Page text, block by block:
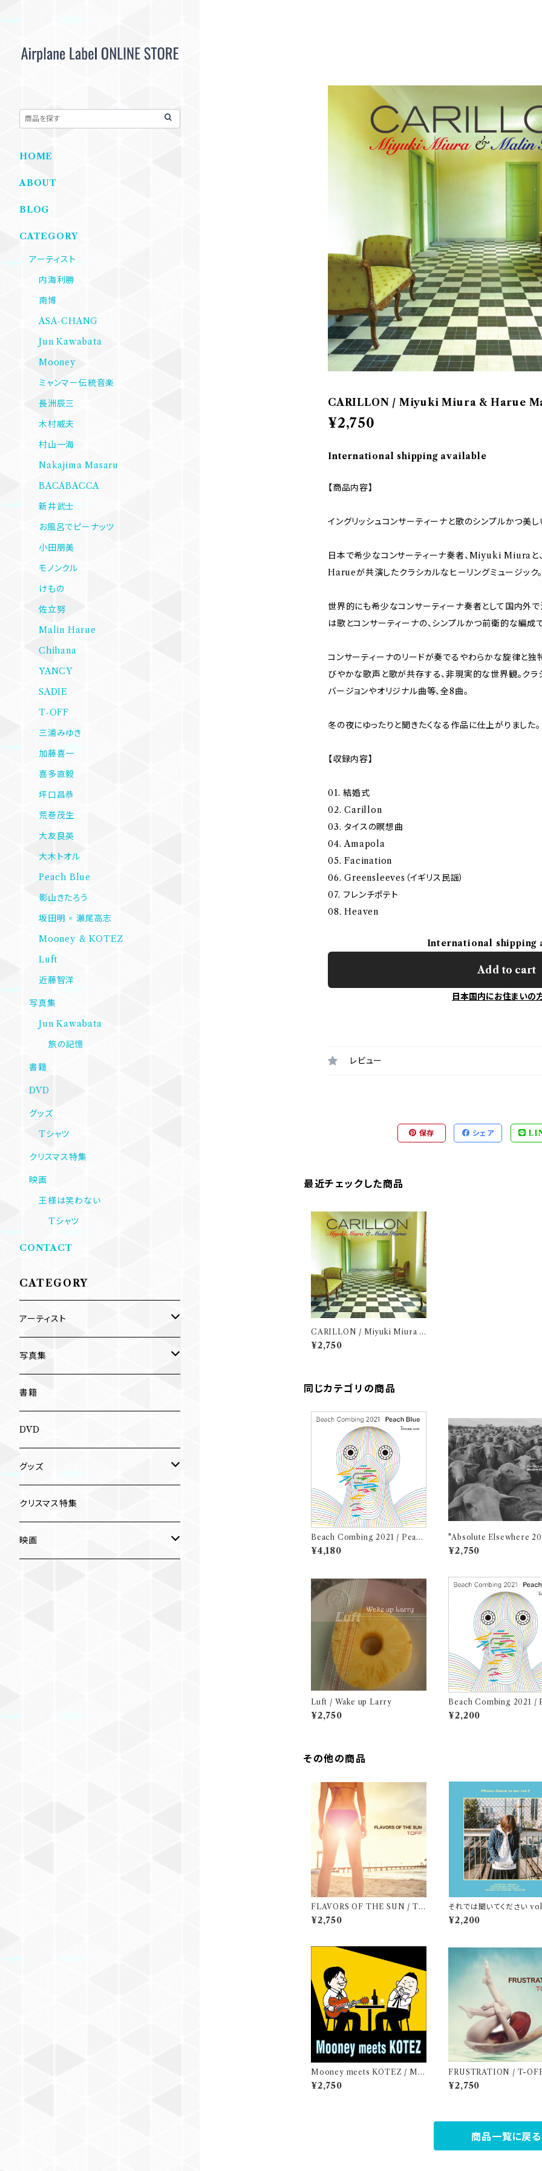
CARILLON / Miyuki Miura & Harue
¥2,750
International shipping available
【商品内容】
イングリッシュコンサーティーナと歌のシンプルかつ美し
日本で希少なコンサーティーナ奏者、Miyuki Miura
Harueが共演したクラシカルなヒーリングミュージック。
世界的にも希少なコンサーティーナ奏者として国内
は歌とコンサーティーナの、シンプルかつ前衛的な編成
コンサーティーナのリードが奏でるやわらかな旋律と
びやかな歌声と歌が共存する、非現実的な世界観。クラ
バージョンやオリジナル曲等、全8曲。
冬の夜にゆったりと聞きたくなる作品に仕上がりました。
【収録内容】
01. 結婚式
02. Carillon
03. タイスの瞑想曲
04. Amapola
05. Facination
06. Greensleeves（イギリス民謡）
07. フレンチポテト
08. Heaven
International shipping
Add to cart
日本国内にお住まいの
レビュー
保存 シェア
最近チェックした商品
CARILLON / Miyuki Miura &
Harue Malin
¥2,750
同じカテゴリの商品
Beach Combing 2021 / Peach
Blue (LPレコード＋CD)
¥4,180
"Absolute Elsewhere
Jun Kawabata
¥2,750
Luft / Wake up Larry
¥2,750
Beach Combing 2021 /
Blue (CD)
¥2,200
その他の商品
FLAVORS OF THE SUN / T-
OFF
¥2,750
それでは聞いてください
uyuki
¥2,200
Mooney meets KOTEZ / Mo
oney & KOTEZ
¥2,750
FRUSTRATION / T-
¥2,750
商品一覧に戻る
HOME
ABOUT
BLOG
CATEGORY
アーティスト
内海利勝
南博
ASA-CHANG
Jun Kawabata
Mooney
ミャンマー伝統音楽
長洲辰三
木村威夫
村山一海
Nakajima Masaru
BACABACCA
新井武士
お風呂でピーナッツ
小田朋美
モノンクル
けもの
佐立努
Malin Harue
Chihana
YANCY
SADIE
T-OFF
三浦みゆき
加藤喜一
喜多直毅
坪口昌恭
荒巻茂生
大友良英
大木トオル
Peach Blue
影山きたろう
坂田明 × 瀬尾高志
Mooney & KOTEZ
Luft
近藤智洋
写真集
Jun Kawabata
旅の記憶
書籍
DVD
グッズ
Tシャツ
クリスマス特集
映画
王様は笑わない
Tシャツ
CONTACT
CATEGORY
アーティスト
内海利勝
南博
ASA-CHANG
Jun Kawabata
Mooney
ミャンマー伝統音楽
写真集
Jun Kawabata
旅の記憶
書籍
DVD
グッズ
Tシャツ
クリスマス特集
映画